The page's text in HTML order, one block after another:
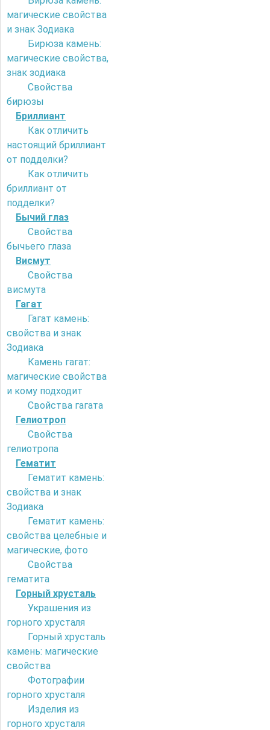
магические свойства
и знак Зодиака
Бирюза камень:
магические свойства,
знак зодиака
Свойства
бирюзы
Бриллиант
Как отличить
настоящий бриллиант
от подделки?
Как отличить
бриллиант от
подделки?
Бычий глаз
Свойства
бычьего глаза
Висмут
Свойства
висмута
Гагат
Гагат камень:
свойства и знак
Зодиака
Камень гагат:
магические свойства
и кому подходит
Свойства гагата
Гелиотроп
Свойства
гелиотропа
Гематит
Гематит камень:
свойства и знак
Зодиака
Гематит камень:
свойства целебные и
магические, фото
Свойства
гематита
Горный хрусталь
Украшения из
горного хрусталя
Горный хрусталь
камень: магические
свойства
Фотографии
горного хрусталя
Изделия из
горного хрусталя